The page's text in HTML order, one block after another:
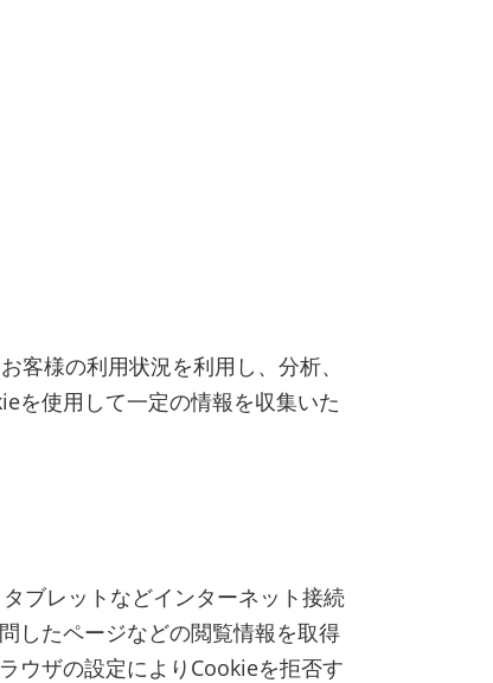
様の利用状況を利用し、分析、
を使用して一定の情報を収集いた
ブレットなどインターネット接続
したページなどの閲覧情報を取得
ウザの設定によりCookieを拒否す